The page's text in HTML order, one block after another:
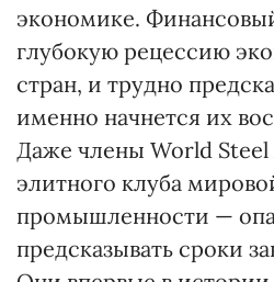
экономике.
глубокую рецессию
стран, и трудно
именно начнется их
Даже члены World
элитного клуба
промышленности —
предсказывать сроки